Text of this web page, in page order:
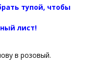
тупой, чтобы
лист!
в розовый.